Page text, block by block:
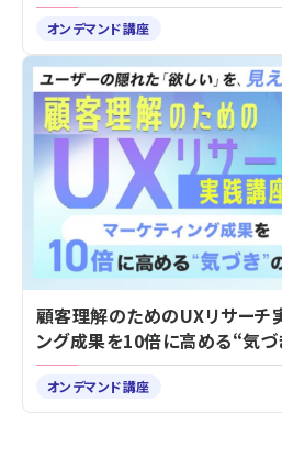
オンデマンド講座
顧客理解のためのUXリサーチ
ング成果を10倍に高める“気
オンデマンド講座